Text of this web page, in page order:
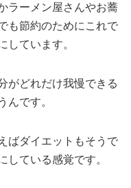
ラーメン屋さんやお蕎
も節約のためにこれで
しています。
がどれだけ我慢できる
んです。
ばダイエットもそうで
している感覚です。